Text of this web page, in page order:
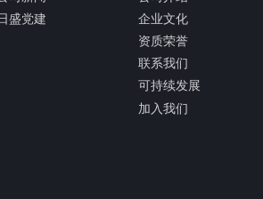
日盛党建
企业文化
资质荣誉
联系我们
可持续发展
加入我们